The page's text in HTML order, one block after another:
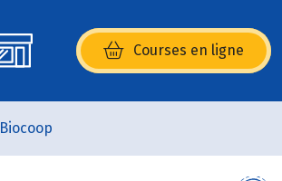
Courses en ligne
(s’ouvre dans une nouvelle
Biocoop